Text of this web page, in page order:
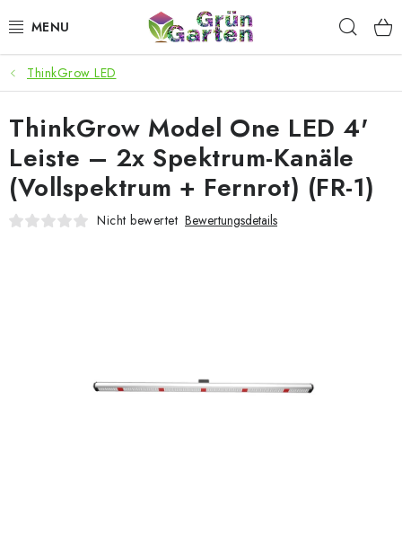
Inhalt
ANGEBOTE
LED PFLANZENLAMPEN
ANBAUBEDARF FÜR DEN HEIMANBAU
AQUARISTIK
Datenschutzerklärung Impressum
ThinkGrow LED
ThinkGrow Model One LED 4'
Leiste – 2x Spektrum-Kanäle
(Vollspektrum + Fernrot) (FR-1)
Nicht bewertet Bewertungsdetails